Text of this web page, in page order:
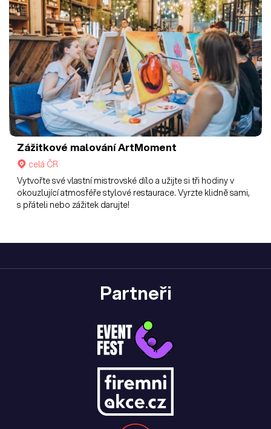
Zážitkové malování ArtMoment
celá ČR
Vytvořte své vlastní mistrovské dílo a užijte si tři hodiny v
okouzlující atmosféře stylové restaurace. Vyrzte klidně sami,
s přáteli nebo zážitek darujte!
Partneři